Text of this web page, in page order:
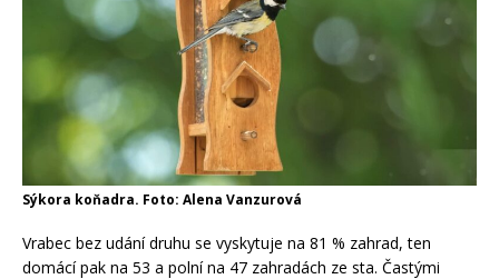
Sýkora koňadra. Foto: Alena Vanzurová
Vrabec bez udání druhu se vyskytuje na 81 % zahrad, ten
domácí pak na 53 a polní na 47 zahradách ze sta. Častými